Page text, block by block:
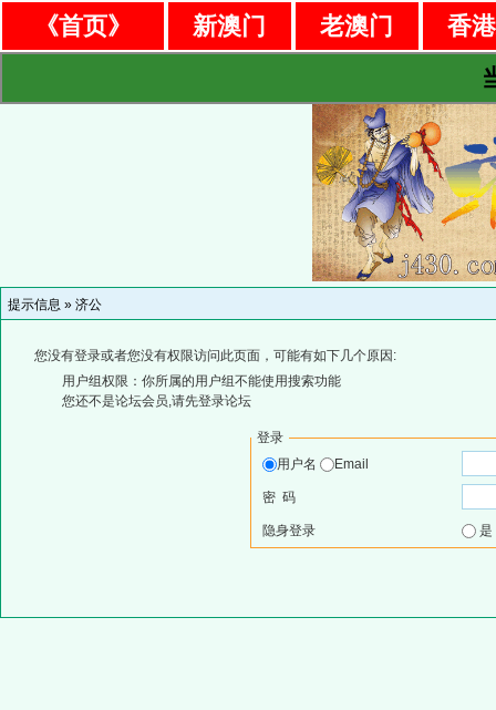
《首页》 新澳门 老澳门
香
提示信息 » 济公
您没有登录或者您没有权限访问此页面，可能有如下几个原因:
用户组权限：你所属的用户组不能使用搜索功能
您还不是论坛会员,请先登录论坛
登录
用户名
Email
密 码
隐身登录